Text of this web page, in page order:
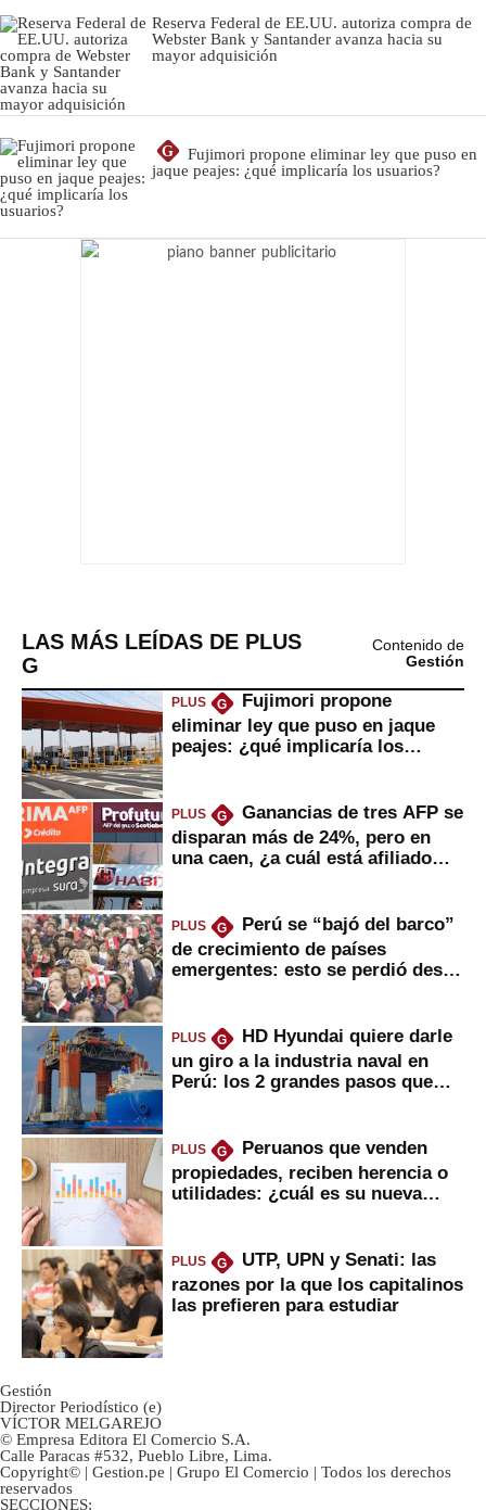
Reserva Federal de EE.UU. autoriza compra de
Webster Bank y Santander avanza hacia su
mayor adquisición
G
Fujimori propone eliminar ley que puso en
jaque peajes: ¿qué implicaría los usuarios?
LAS MÁS LEÍDAS DE PLUS
G
Contenido de
Gestión
PLUS G
Fujimori propone
eliminar ley que puso en jaque
peajes: ¿qué implicaría los
PLUS G
Ganancias de tres AFP se
disparan más de 24%, pero en
una caen, ¿a cuál está afiliado
PLUS G
Perú se “bajó del barco”
de crecimiento de países
emergentes: esto se perdió desde
PLUS G
HD Hyundai quiere darle
un giro a la industria naval en
Perú: los 2 grandes pasos que
PLUS G
Peruanos que venden
propiedades, reciben herencia o
utilidades: ¿cuál es su nueva
PLUS G
UTP, UPN y Senati: las
razones por la que los capitalinos
las prefieren para estudiar
Gestión
Director Periodístico (e)
VÍCTOR MELGAREJO
© Empresa Editora El Comercio S.A.
Calle Paracas #532, Pueblo Libre, Lima.
Copyright© | Gestion.pe | Grupo El Comercio | Todos los derechos
reservados
SECCIONES: